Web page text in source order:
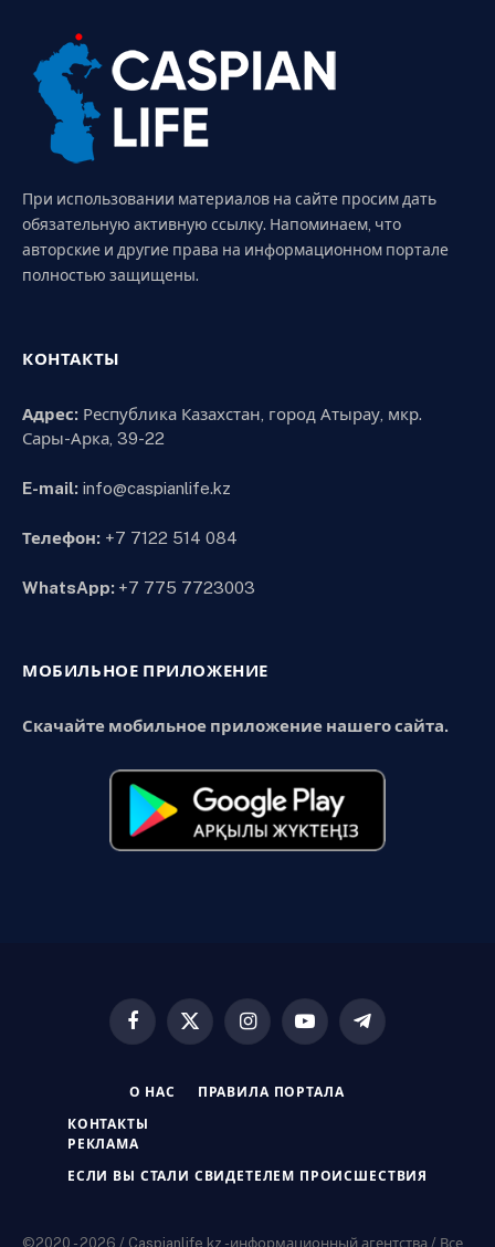
При использовании материалов на сайте просим дать
обязательную активную ссылку. Напоминаем, что
авторские и другие права на информационном портале
полностью защищены.
КОНТАКТЫ
Адрес: Республика Казахстан, город Атырау, мкр.
Сары-Арка, 39-22
E-mail: info@caspianlife.kz
Телефон: +7 7122 514 084
WhatsApp: +7 775 7723003
МОБИЛЬНОЕ ПРИЛОЖЕНИЕ
Скачайте мобильное приложение нашего сайта.
Facebook
X
InstagramYouTubeTelegram
О НАС ПРАВИЛА ПОРТАЛА
КОНТАКТЫ
РЕКЛАМА
ЕСЛИ ВЫ СТАЛИ СВИДЕТЕЛЕМ ПРОИСШЕСТВИЯ
©2020 - 2026 / Caspianlife.kz -информационный агентства / Все